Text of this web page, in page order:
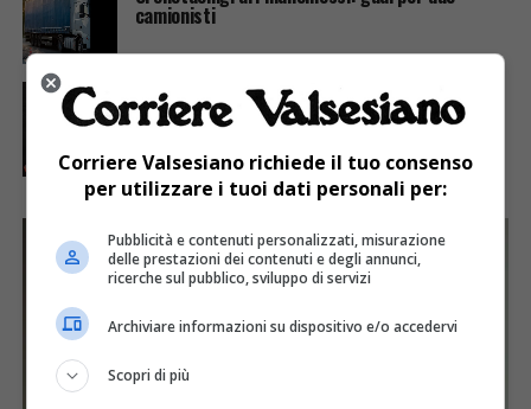
camionisti
7 anni fa
Arrestato per violenza a pubblico ufficiale un
extracomunitario residente a Borgosesia
Corriere Valsesiano richiede il tuo consenso
per utilizzare i tuoi dati personali per:
Pubblicità e contenuti personalizzati, misurazione
delle prestazioni dei contenuti e degli annunci,
ricerche sul pubblico, sviluppo di servizi
Archiviare informazioni su dispositivo e/o accedervi
Scopri di più